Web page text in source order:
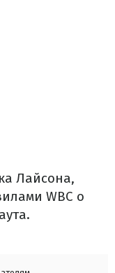
Лайсона,
WBC о